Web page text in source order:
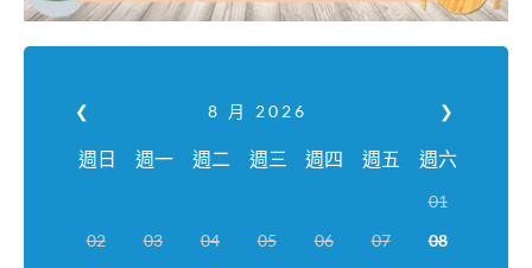
❮ ❯
8 月 2026
週日 週一 週二 週三 週四 週五 週六
01
02
03 04 05 06 07
08